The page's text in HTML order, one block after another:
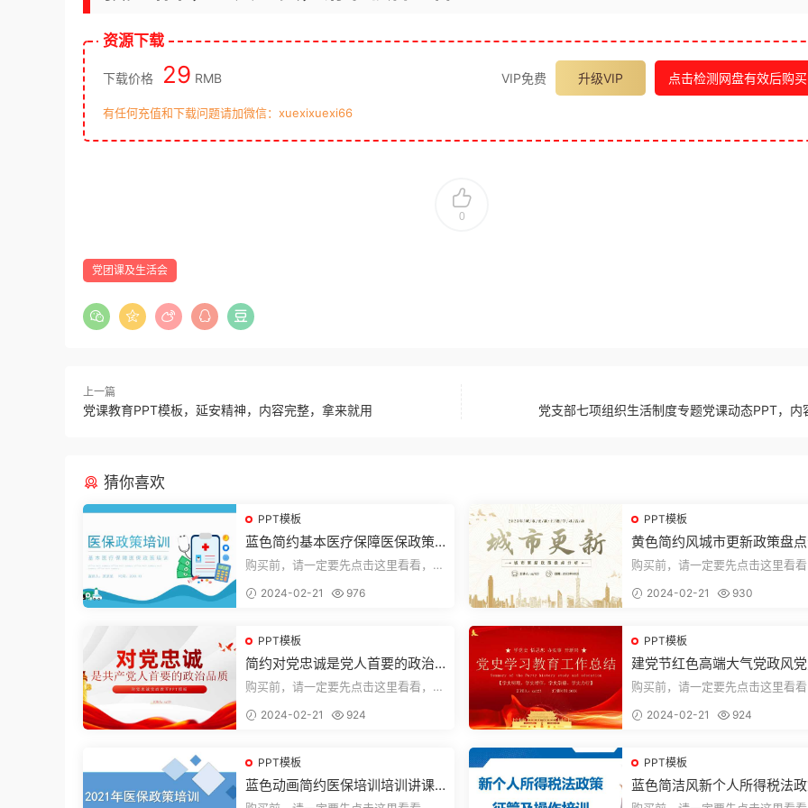
资源下载
下载价格 29 RMB VIP免费 升级VIP 点击检测网盘有效后购买
有任何充值和下载问题请加微信：xuexixuexi66
0
党团课及生活会
上一篇
党课教育PPT模板，延安精神，内容完整，拿来就用 党支部七项组织生活制度专题党课动态PPT，内
猜你喜欢
PPT模板
蓝色简约基本医疗保障医保政策
培训PPT模板
购买前，请一定要先点击这里看看，欢
束，一共2...
2024-02-21 976
PPT模板
黄色简约风城市更新政策盘
析城市更新宣传PPT模板
购买前，请一定要先点击这里看
束，一共1...
2024-02-21 930
PPT模板
简约对党忠诚是党人首要的政治
品质党课PPT模板
购买前，请一定要先点击这里看看，欢
束，一共1...
2024-02-21 924
PPT模板
建党节红色高端大气党政风
学习教育工作总结主题PPT
购买前，请一定要先点击这里看
束，一共2...
2024-02-21 924
PPT模板
蓝色动画简约医保培训培训讲课P
PT模板
PPT模板
蓝色简洁风新个人所得税法
征管个人所得税PPT模板